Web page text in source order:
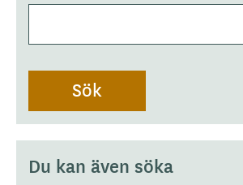
Du kan även söka